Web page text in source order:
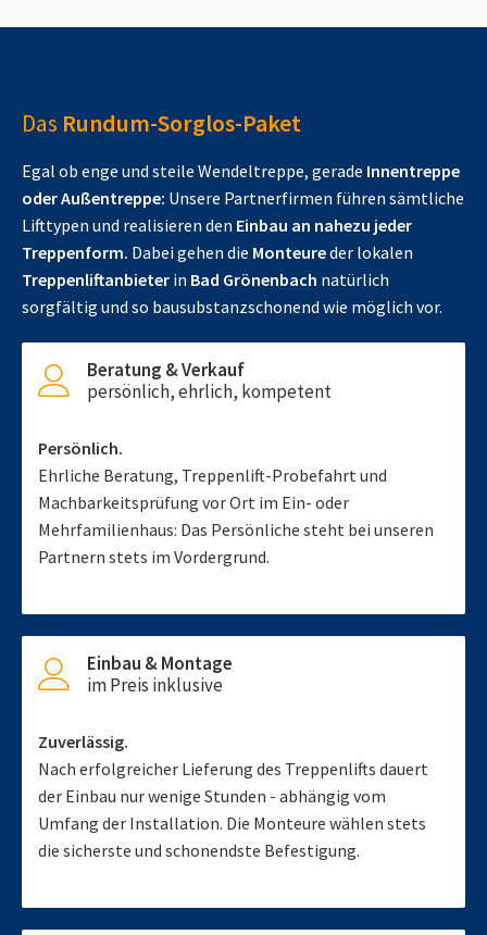
Das Rundum-Sorglos-Paket
Egal ob enge und steile Wendeltreppe, gerade Innentreppe
oder Außentreppe: Unsere Partnerfirmen führen sämtliche
Lifttypen und realisieren den Einbau an nahezu jeder
Treppenform. Dabei gehen die Monteureder lokalen
Treppenliftanbieter in Bad Grönenbach natürlich
sorgfältig und so bausubstanzschonend wie möglich vor.
Beratung & Verkauf
persönlich, ehrlich, kompetent
Persönlich.
Ehrliche Beratung, Treppenlift-Probefahrt und
Machbarkeitsprüfung vor Ort im Ein- oder
Mehrfamilienhaus: Das Persönliche steht bei unseren
Partnern stets im Vordergrund.
Einbau & Montage
im Preis inklusive
Zuverlässig.
Nach erfolgreicher Lieferung des Treppenlifts dauert
der Einbau nur wenige Stunden - abhängig vom
Umfang der Installation. Die Monteure wählen stets
die sicherste und schonendste Befestigung.